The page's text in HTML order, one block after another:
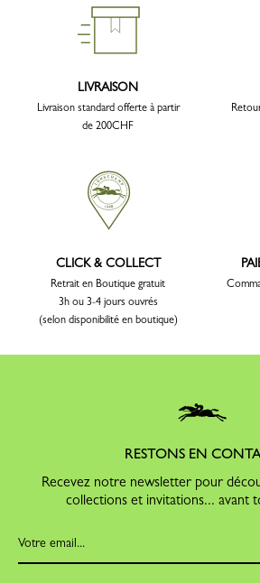
LIVRAISON
Livraison standard offerte à partir
de 200CHF
CLICK & COLLECT
Retrait en Boutique gratuit
3h ou 3-4 jours ouvrés
(selon disponibilité en boutique)
RESTONS EN
Recevez notre newsletter pour
collections et invitations... avant